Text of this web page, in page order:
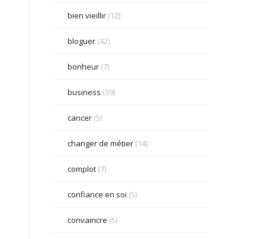
bien vieillir(12)
bloguer(42)
bonheur(7)
business (39)
cancer(5)
changer de métier(14)
complot(7)
confiance en soi (5)
convaincre (5)